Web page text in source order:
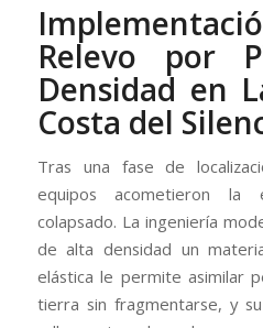
Relevo por
Densidad en
Costa del
Tras una fase de
equipos acometieron la
colapsado. La ingeniería
de alta densidad un
elástica le permite asimilar
tierra sin fragmentarse, y